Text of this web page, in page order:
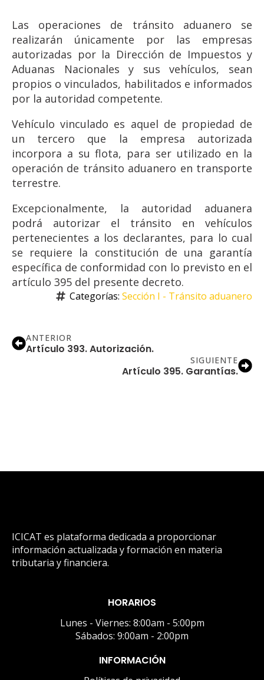
Las operaciones de tránsito aduanero se
realizarán únicamente por las empresas
autorizadas por la Dirección de Impuestos y
Aduanas Nacionales y sus vehículos, sean
propios o vinculados, habilitados e informados
por la autoridad competente.
Vehículo vinculado es aquel de propiedad de
un tercero que la empresa autorizada
incorpora a su flota, para ser utilizado en la
operación de tránsito aduanero en transporte
terrestre.
Excepcionalmente, la autoridad aduanera
podrá autorizar el tránsito en vehículos
pertenecientes a los declarantes, para lo cual
se requiere la constitución de una garantía
específica de conformidad con lo previsto en el
artículo 395 del presente decreto.
Categorías: Sección I - Tránsito aduanero
ANTERIOR
Artículo 393. Autorización.
SIGUIENTE
Artículo 395. Garantías.
ICICAT es plataforma dedicada a proporcionar
información actualizada y formación en materia
tributaria y financiera.
HORARIOS
Lunes - Viernes: 8:00am - 5:00pm
Sábados: 9:00am - 2:00pm
INFORMACIÓN